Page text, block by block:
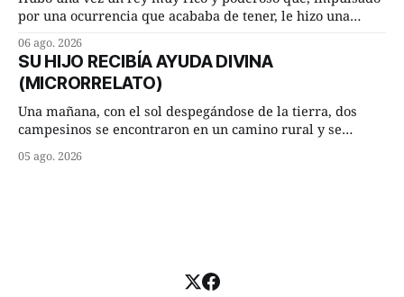
por una ocurrencia que acababa de tener, le hizo una
Dime, hombre sabio, ¿qué es el amor según tú? Su
consejero, que era muy prudente y astuto le respondió de
inmediato:
06 ago. 2026
SU HIJO RECIBÍA AYUDA DIVINA
(MICRORRELATO)
Una mañana, con el sol despegándose de la tierra, dos
campesinos se encontraron en un camino rural y se
remolachas, Manuel? —quiso saber uno. —Eso acabo de
05 ago. 2026